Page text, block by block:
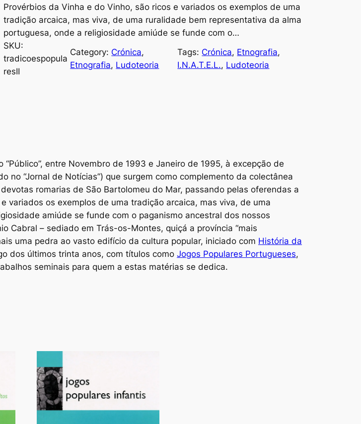
Provérbios da Vinha e do Vinho, são ricos e variados os exemplos de uma
tradição arcaica, mas viva, de uma ruralidade bem representativa da alma
portuguesa, onde a religiosidade amiúde se funde com o…
SKU:
tradicoespopula
resII
Category: Crónica
Etnografia, Ludoteoria
Tags: Crónica, Etnografia
I.N.A.T.E.L., Ludoteoria
entre Novembro de 1993 e Janeiro de 1995, à excepção de
no “Jornal de Notícias”) que surgem como complemento da colectânea
romarias de São Bartolomeu do Mar, passando pelas oferendas a
variados os exemplos de uma tradição arcaica, mas viva, de uma
amiúde se funde com o paganismo ancestral dos nossos
Cabral – sediado em Trás-os-Montes, quiçá a província “mais
uma pedra ao vasto edifício da cultura popular, iniciado com História da
dos últimos trinta anos, com títulos como Jogos Populares Portugueses,
seminais para quem a estas matérias se dedica.